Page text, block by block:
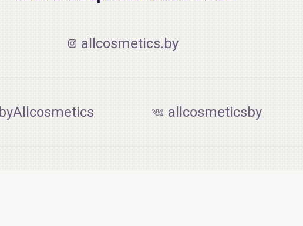
allcosmetics.by
byAllcosmetics allcosmeticsby